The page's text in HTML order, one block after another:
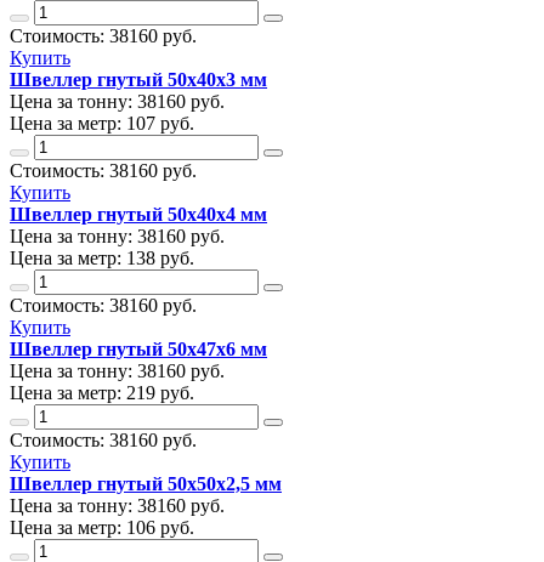
Стоимость: 38160 руб.
Купить
Швеллер гнутый 50х40х3 мм
Цена за тонну: 38160 руб.
Цена за метр: 107 руб.
Стоимость: 38160 руб.
Купить
Швеллер гнутый 50х40х4 мм
Цена за тонну: 38160 руб.
Цена за метр: 138 руб.
Стоимость: 38160 руб.
Купить
Швеллер гнутый 50х47х6 мм
Цена за тонну: 38160 руб.
Цена за метр: 219 руб.
Стоимость: 38160 руб.
Купить
Швеллер гнутый 50х50х2,5 мм
Цена за тонну: 38160 руб.
Цена за метр: 106 руб.